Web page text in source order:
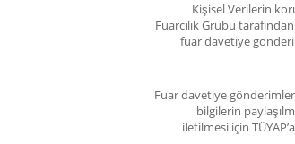
Kişisel Verilerin
Fuarcılık Grubu
fuar davetiye
Fuar davetiye
bilgilerin
iletilmesi için